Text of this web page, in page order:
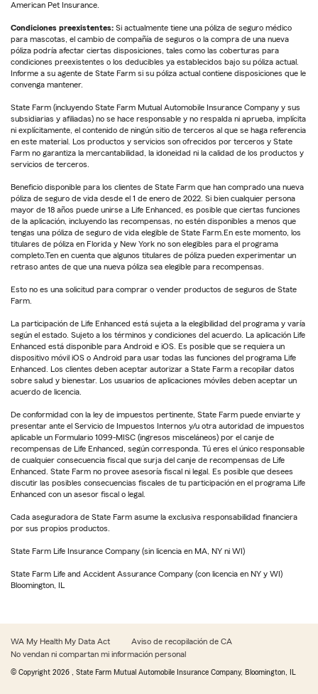
American Pet Insurance.
Condiciones preexistentes: Si actualmente tiene una póliza de seguro médico
para mascotas, el cambio de compañía de seguros o la compra de una nueva
póliza podría afectar ciertas disposiciones, tales como las coberturas para
condiciones preexistentes o los deducibles ya establecidos bajo su póliza actual.
Informe a su agente de State Farm si su póliza actual contiene disposiciones que le
convenga mantener.
State Farm (incluyendo State Farm Mutual Automobile Insurance Company y sus
subsidiarias y afiliadas) no se hace responsable y no respalda ni aprueba, implícita
ni explícitamente, el contenido de ningún sitio de terceros al que se haga referencia
en este material. Los productos y servicios son ofrecidos por terceros y State
Farm no garantiza la mercantabilidad, la idoneidad ni la calidad de los productos y
servicios de terceros.
Beneficio disponible para los clientes de State Farm que han comprado una nueva
póliza de seguro de vida desde el 1 de enero de 2022. Si bien cualquier persona
mayor de 18 años puede unirse a Life Enhanced, es posible que ciertas funciones
de la aplicación, incluyendo las recompensas, no estén disponibles a menos que
tengas una póliza de seguro de vida elegible de State Farm.En este momento, los
titulares de póliza en Florida y New York no son elegibles para el programa
completo.Ten en cuenta que algunos titulares de póliza pueden experimentar un
retraso antes de que una nueva póliza sea elegible para recompensas.
Esto no es una solicitud para comprar o vender productos de seguros de State
Farm.
La participación de Life Enhanced está sujeta a la elegibilidad del programa y varía
según el estado. Sujeto a los términos y condiciones del acuerdo. La aplicación Life
Enhanced está disponible para Android e iOS. Es posible que se requiera un
dispositivo móvil iOS o Android para usar todas las funciones del programa Life
Enhanced. Los clientes deben aceptar autorizar a State Farm a recopilar datos
sobre salud y bienestar. Los usuarios de aplicaciones móviles deben aceptar un
acuerdo de licencia.
De conformidad con la ley de impuestos pertinente, State Farm puede enviarte y
presentar ante el Servicio de Impuestos Internos y/u otra autoridad de impuestos
aplicable un Formulario 1099-MISC (ingresos misceláneos) por el canje de
recompensas de Life Enhanced, según corresponda. Tú eres el único responsable
de cualquier consecuencia fiscal que surja del canje de recompensas de Life
Enhanced. State Farm no provee asesoría fiscal ni legal. Es posible que desees
discutir las posibles consecuencias fiscales de tu participación en el programa Life
Enhanced con un asesor fiscal o legal.
Cada aseguradora de State Farm asume la exclusiva responsabilidad financiera
por sus propios productos.
State Farm Life Insurance Company (sin licencia en MA, NY ni WI)
State Farm Life and Accident Assurance Company (con licencia en NY y WI)
Bloomington, IL
WA My Health My Data Act
Aviso de recopilación de CA
No vendan ni compartan mi información personal
© Copyright 2026 , State Farm Mutual Automobile Insurance Company, Bloomington, IL